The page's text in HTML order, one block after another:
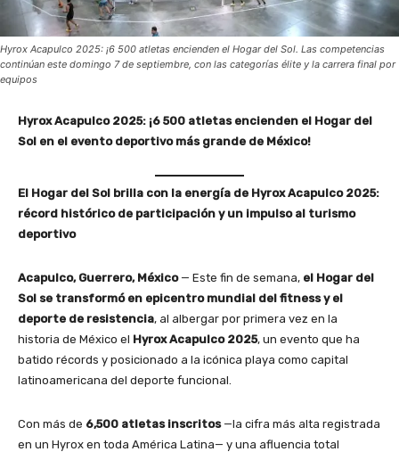
Hyrox Acapulco 2025: ¡6 500 atletas encienden el Hogar del Sol. Las competencias
continúan este domingo 7 de septiembre, con las categorías élite y la carrera final por
equipos
Hyrox Acapulco 2025: ¡6 500 atletas encienden el Hogar del
Sol en el evento deportivo más grande de México!
El Hogar del Sol brilla con la energía de Hyrox Acapulco 2025:
récord histórico de participación y un impulso al turismo
deportivo
Acapulco, Guerrero, México— Este fin de semana, el Hogar del
Sol se transformó en epicentro mundial del fitness y el
deporte de resistencia, al albergar por primera vez en la
historia de México el Hyrox Acapulco 2025, un evento que ha
batido récords y posicionado a la icónica playa como capital
latinoamericana del deporte funcional.
Con más de 6,500 atletas inscritos—la cifra más alta registrada
en un Hyrox en toda América Latina— y una afluencia total